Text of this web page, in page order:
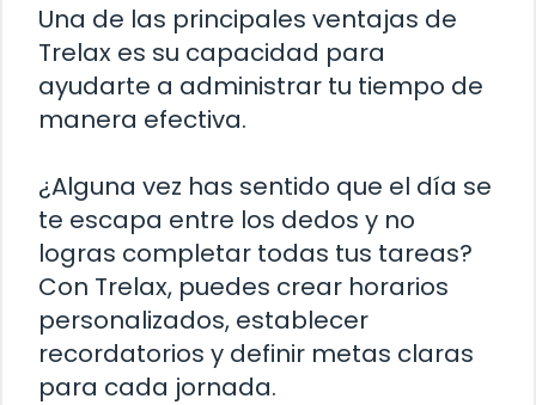
Una de las principales ventajas de
Trelax es su capacidad para
ayudarte a administrar tu tiempo de
manera efectiva.
¿Alguna vez has sentido que el día se
te escapa entre los dedos y no
logras completar todas tus tareas?
Con Trelax, puedes crear horarios
personalizados, establecer
recordatorios y definir metas claras
para cada jornada.